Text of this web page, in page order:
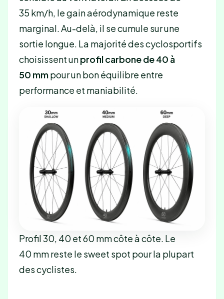
35 km/h, le gain aérodynamique reste
marginal. Au-delà, il se cumule sur une
sortie longue. La majorité des cyclosportifs
choisissent unprofil carbone de 40 à
50 mmpour un bon équilibre entre
performance et maniabilité.
Profil 30, 40 et 60 mm côte à côte. Le
40 mm reste le sweet spot pour la plupart
des cyclistes.